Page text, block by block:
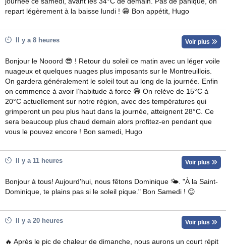
repart légèrement à la baisse lundi ! 😁 Bon appétit, Hugo
Il y a 8 heures Voir plus
Bonjour le Nooord 😎 ! Retour du soleil ce matin avec un léger voile
nuageux et quelques nuages plus imposants sur le Montreuillois.
On gardera généralement le soleil tout au long de la journée. Enfin
on commence à avoir l’habitude à force 😄 On relève de 15°C à
20°C actuellement sur notre région, avec des températures qui
grimperont un peu plus haut dans la journée, atteignent 28°C. Ce
sera beaucoup plus chaud demain alors profitez-en pendant que
vous le pouvez encore ! Bon samedi, Hugo
Il y a 11 heures Voir plus
Bonjour à tous! Aujourd'hui, nous fêtons Dominique 🌤. "À la Saint-
Dominique, te plains pas si le soleil pique." Bon Samedi ! 😊
Il y a 20 heures Voir plus
🔥 Après le pic de chaleur de dimanche, nous aurons un court répit